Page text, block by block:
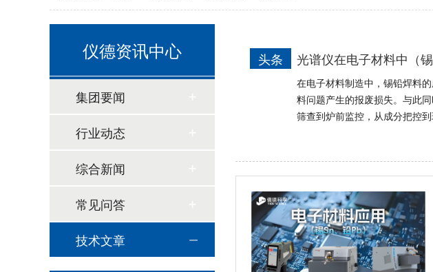
光谱仪在电子材料中（
头条
在电子材料制造中，锡铅焊料
料问题产生的报废损失。与此
筛查到炉前监控，从成分把控
仪德资讯中心
集团要闻
行业动态
综合新闻
常见问答
技术文章